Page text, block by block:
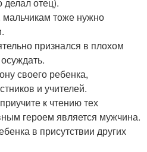
мальчикам тоже нужно
признался в плохом
своего ребенка,
и учителей.
к чтению тех
героем является мужчина.
в присутствии других